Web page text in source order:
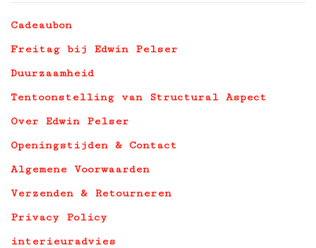
Cadeaubon
Freitag bij Edwin Pelser
Duurzaamheid
Tentoonstelling van Structural Aspect
Over Edwin Pelser
Openingstijden & Contact
Algemene Voorwaarden
Verzenden & Retourneren
Privacy Policy
interieuradvies